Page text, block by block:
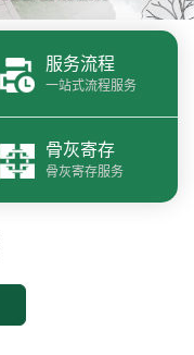
服务流程
一站式流程服务
骨灰寄存
骨灰寄存服务